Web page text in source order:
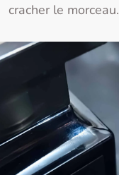
cracher le morceau.